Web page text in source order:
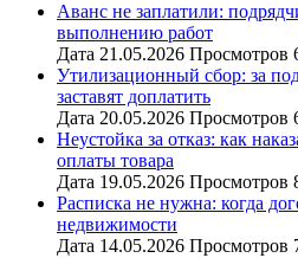
Аванс не заплатили:
выполнению работ
Дата 21.05.2026 Просмотров
Утилизационный сбор: за
заставят доплатить
Дата 20.05.2026 Просмотров
Неустойка за отказ: как
оплаты товара
Дата 19.05.2026 Просмотров
Расписка не нужна: когда
недвижимости
Дата 14.05.2026 Просмотров